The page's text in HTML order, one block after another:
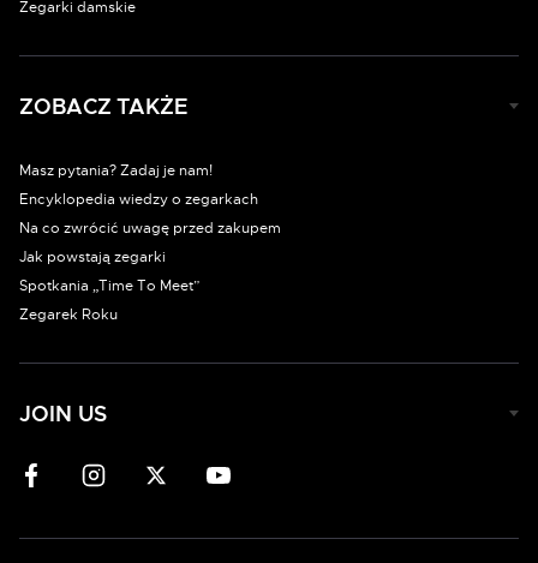
Zegarki damskie
ZOBACZ TAKŻE
Masz pytania? Zadaj je nam!
Encyklopedia wiedzy o zegarkach
Na co zwrócić uwagę przed zakupem
Jak powstają zegarki
Spotkania „Time To Meet”
Zegarek Roku
JOIN US